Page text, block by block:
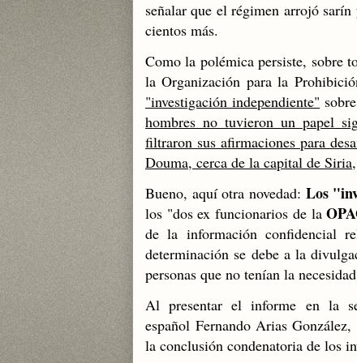
señalar que el régimen arrojó
cientos más.
Como la polémica persiste, sobre
la Organización para la
"investigación independiente"
hombres no tuvieron un papel
filtraron sus afirmaciones para
Douma, cerca de la capital de Siria
Bueno, aquí otra novedad: Los
los "dos ex funcionarios de la
de la información confidencial
determinación se debe a la
personas que no tenían la
Al presentar el informe en la
español Fernando Arias
la conclusión condenatoria de los